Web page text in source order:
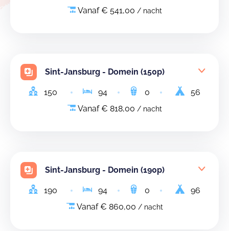
Vanaf € 541,00 / nacht
Sint-Jansburg - Domein (150p)
150 94 0
56
Vanaf € 818,00 / nacht
Sint-Jansburg - Domein (190p)
190 94 0
96
Vanaf € 860,00 / nacht